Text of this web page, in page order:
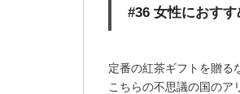
#36 女性におす
定番の紅茶ギフトを贈る
こちらの不思議の国のア